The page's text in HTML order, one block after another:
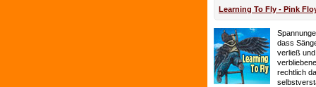
Learning To Fly - Pink
dass
verließ
rechtlich